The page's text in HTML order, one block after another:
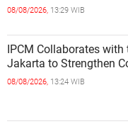
08/08/2026, 13:29 WIB
IPCM Collaborates with
Jakarta to
08/08/2026, 13:24 WIB